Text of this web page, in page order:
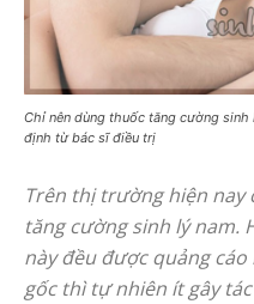
Chỉ nên dùng thuốc tăng cường
định từ bác sĩ điều trị
Trên thị trường hiện nay
tăng cường sinh lý nam.
này đều được quảng
gốc thì tự nhiên ít gây